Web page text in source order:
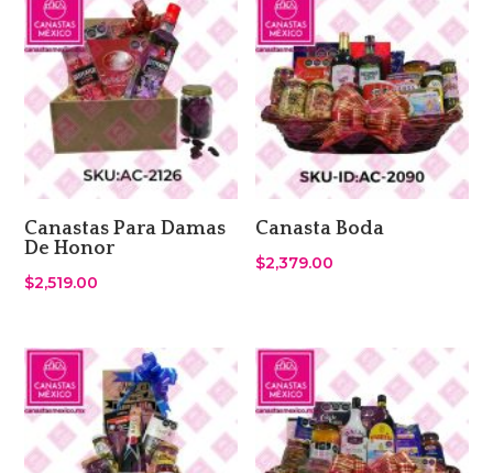
Canastas Para Damas
De Honor
$2,519.00
Canasta Boda
$2,379.00